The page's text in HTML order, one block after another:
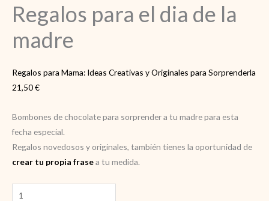
Regalos para el dia de la
madre
Regalos para Mama: Ideas Creativas y Originales para Sorprenderla
21,50€
Bombones de chocolate para sorprender a tu madre para esta
fecha especial.
Regalos novedosos y originales, también tienes la oportunidad de
crear tu propia frasea tu medida.
Regalos